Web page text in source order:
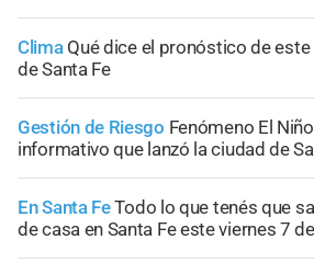
Clima Qué dice el pronóstico de
de Santa Fe
Gestión de Riesgo Fenómeno El
informativo que lanzó la ciudad de
En Santa FeTodo lo que tenés que
de casa en Santa Fe este viernes 7